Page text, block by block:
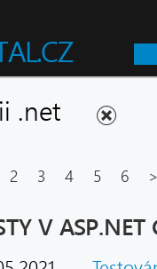
.net
2 3 4 5 6
V ASP.NET